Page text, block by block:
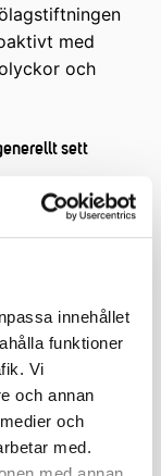
innehållet
funktioner
Vi
och annan
och
med.
med
och
sett
med att uppfylla
inom
de
information